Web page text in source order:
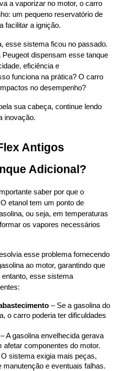
a vaporizar no motor, o carro
um pequeno reservatório de
facilitar a ignição.
esse sistema ficou no passado.
dispensam esse tanque
eficiência e
funciona na prática? O carro
no desempenho?
sua cabeça, continue lendo
inovação.
Antigos
Adicional?
saber por que o
etanol tem um ponto de
ou seja, em temperaturas
os vapores necessários
esse problema fornecendo
ao motor, garantindo que
esse sistema
– Se a gasolina do
o carro poderia ter dificuldades
– A gasolina envelhecida gerava
afetar componentes do motor.
sistema exigia mais peças,
manutenção e eventuais falhas.